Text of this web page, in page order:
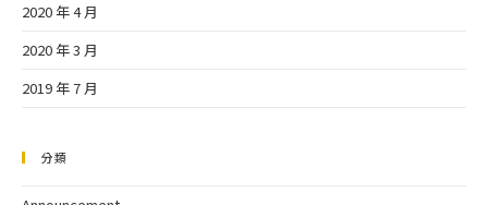
2020 年 4 月
2020 年 3 月
2019 年 7 月
分類